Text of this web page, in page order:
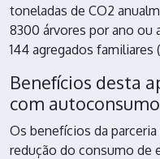
toneladas de CO2
8300 árvores por ano ou
144 agregados
Benefícios desta
com
Os benefícios da
redução do consumo de